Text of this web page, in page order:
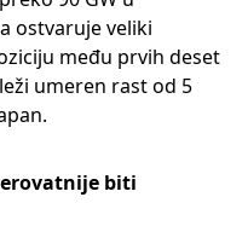
ostvaruje veliki
među prvih deset
umeren rast od 5
biti